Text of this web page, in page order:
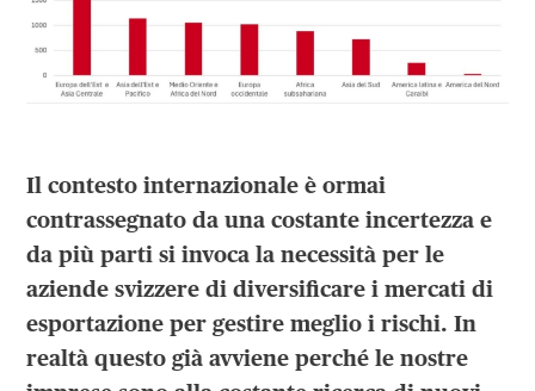
Il contesto internazionale è ormai
contrassegnato da una costante incertezza e
da più parti si invoca la necessità per le
aziende svizzere di diversificare i mercati di
esportazione per gestire meglio i rischi. In
realtà questo già avviene perché le nostre